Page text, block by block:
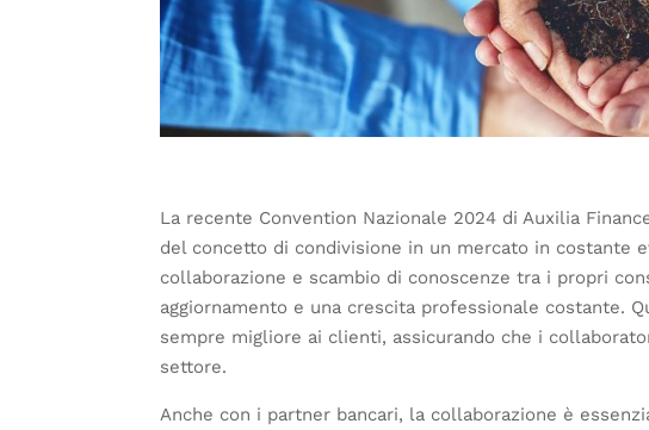
La recente Convention Nazionale 2024 di Auxilia
del concetto di condivisione in un mercato in costante
collaborazione e scambio di conoscenze tra i propri
aggiornamento e una crescita professionale costante.
sempre migliore ai clienti, assicurando che i
settore.
Anche con i partner bancari, la collaborazione è